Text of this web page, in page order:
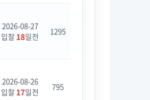
2026-08-27
입찰18일전 1295
2026-08-26
입찰17일전 795